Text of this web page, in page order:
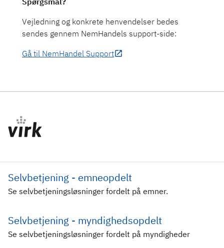
Vejledning og konkrete henvendelser bedes
sendes gennem NemHandels support-side:
Gå til NemHandel Support
Selvbetjening - emneopdelt
Se selvbetjeningsløsninger fordelt på emner.
Selvbetjening - myndighedsopdelt
Se selvbetjeningsløsninger fordelt på myndigheder